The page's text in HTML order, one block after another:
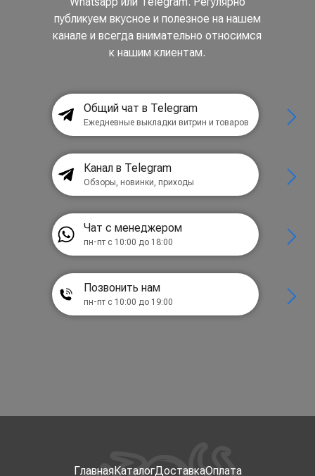
публикуем вкусное и полезное на нашем
канале и всегда внимательно относимся
к нашим клиентам.
Общий чат в Telegram
Ежедневные выкладки витрин и товаров
Канал в Telegram
Обзоры, новинки, приходы
Чат с менеджером
пн-пт с 10:00 до 18:00
Позвонить нам
пн-пт с 10:00 до 19:00
ГлавнаяКаталогДоставкаОплата